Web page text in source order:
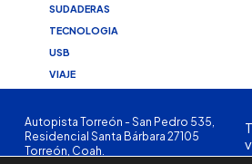
SUDADERAS
TECNOLOGIA
USB
VIAJE
Autopista Torreón - San Pedro 535,
Residencial Santa Bárbara 27105
Torreón, Coah.